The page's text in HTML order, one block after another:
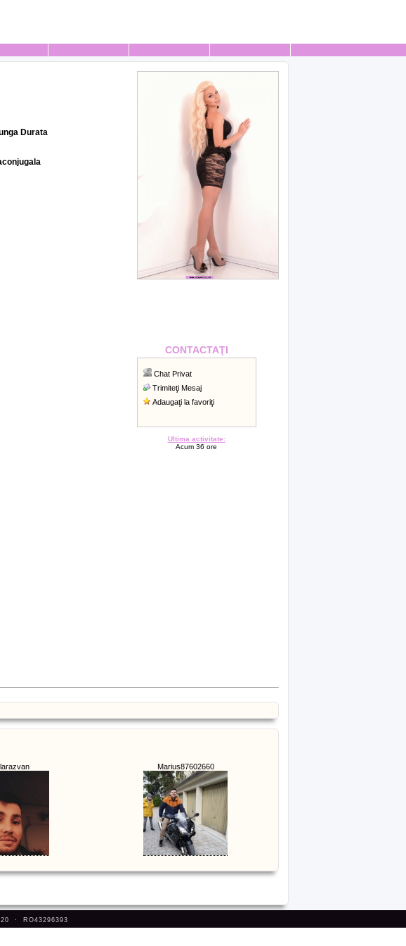
Durata
CONTACTAŢI
Chat Privat
Trimiteţi Mesaj
Adaugaţi la favoriţi
Ultima activitate:
Acum 36 ore
Marius87602660
· RO43296393